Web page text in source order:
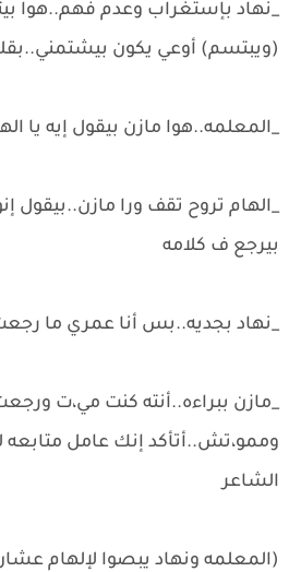
_نهاد بإستغراب وعدم فهم..هوا
(ويبتسم) أوعي يكون
_المعلمه..هوا مازن بيقول إيه يا
_الهام تروح تقف ورا مازن..بيقول
بيرجع ف كلامه
_نهاد بجديه..بس أنا عمري ما
_مازن ببراءه..أنته كنت مي،ت
وممو،تش..أتأكد إنك عامل
الشاعر
(المعلمه ونهاد يبصوا لإلهام